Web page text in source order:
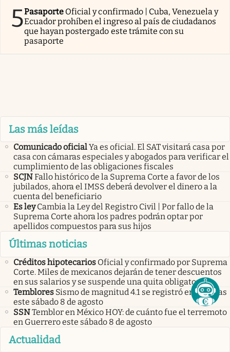
5Pasaporte Oficial y confirmado | Cuba, Venezuela y
Ecuador prohíben el ingreso al país de ciudadanos
que hayan postergado este trámite con su
pasaporte
Las más leídas
Comunicado oficialYa es oficial. El SAT visitará casa por
casa con cámaras especiales y abogados para verificar el
cumplimiento de las obligaciones fiscales
SCJNFallo histórico de la Suprema Corte a favor de los
jubilados, ahora el IMSS deberá devolver el dinero a la
cuenta del beneficiario
Es ley Cambia la Ley del Registro Civil | Por fallo de la
Suprema Corte ahora los padres podrán optar por
apellidos compuestos para sus hijos
Últimas noticias
Créditos hipotecarios Oficial y confirmado por Suprema
Corte. Miles de mexicanos dejarán de tener descuentos
en sus salarios y se suspende una quita obligatoria
Temblores Sismo de magnitud 4.1 se registró en Chiapas
este sábado 8 de agosto
SSNTemblor en México HOY: de cuánto fue el terremoto
en Guerrero este sábado 8 de agosto
Actualidad